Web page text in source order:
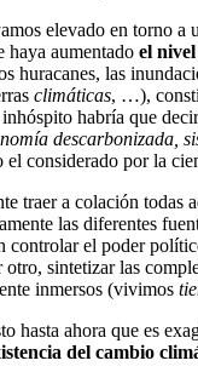
elevado en torno a
haya aumentado el
huracanes, las
climáticas, …),
habría que
descarbonizada,
el considerado por la
traer a colación todas
las diferentes
controlar el poder
otro, sintetizar las
inmersos (vivimos
ahora que es
del cambio